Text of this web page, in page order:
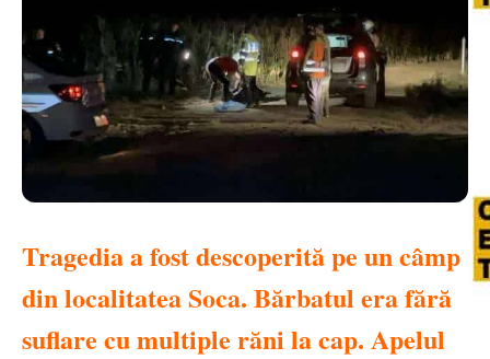
Tragedia a fost descoperită pe un câmp
din localitatea Soca. Bărbatul era fără
suflare cu multiple răni la cap. Apelul